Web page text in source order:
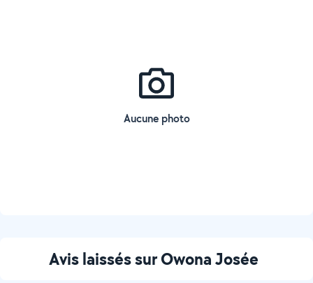
Aucune photo
Avis laissés sur Owona Josée